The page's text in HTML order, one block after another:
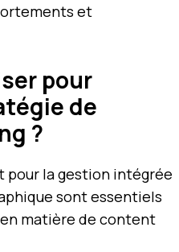
et
pour
de
?
pour la gestion intégrée
sont essentiels
matière de content